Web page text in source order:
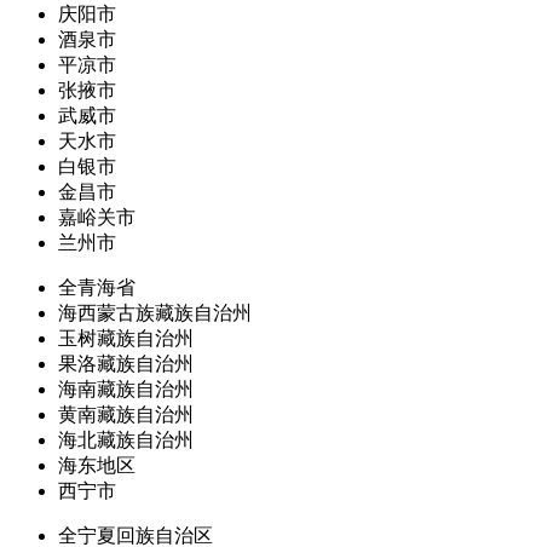
庆阳市
酒泉市
平凉市
张掖市
武威市
天水市
白银市
金昌市
嘉峪关市
兰州市
全青海省
海西蒙古族藏族自治州
玉树藏族自治州
果洛藏族自治州
海南藏族自治州
黄南藏族自治州
海北藏族自治州
海东地区
西宁市
全宁夏回族自治区